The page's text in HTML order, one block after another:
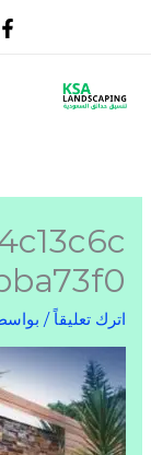
اترك تعليقاً /